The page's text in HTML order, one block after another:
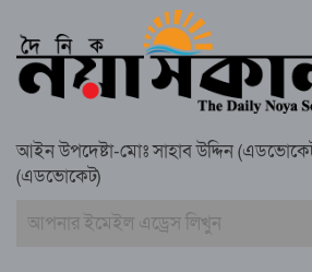
সুবর্ণচরে মায়ের
চেয়ারম্যান গ্রেপ্তার
স্মরণ সভায় মিলাদ ও
আইন উপদেষ্টা-মোঃ সাহাব উদ্দিন
(এডভোকেট)